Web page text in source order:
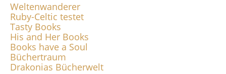
Weltenwanderer
Ruby-Celtic testet
Tasty Books
His and Her Books
Books have a Soul
Büchertraum
Drakonias Bücherwelt